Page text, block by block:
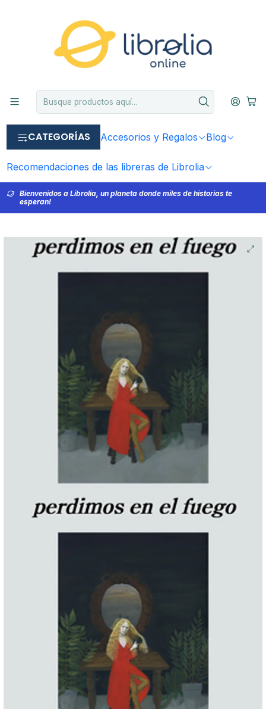
CATEGORÍAS Accesorios y Regalos Blog
Recomendaciones de las libreras de Librolia
Bienvenidos a Librolia, un planeta donde miles de historias te
esperan!